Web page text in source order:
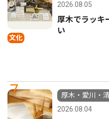
文化
2026.08.05
厚木でラッ
い
7
厚木・愛川・清
2026.08.04